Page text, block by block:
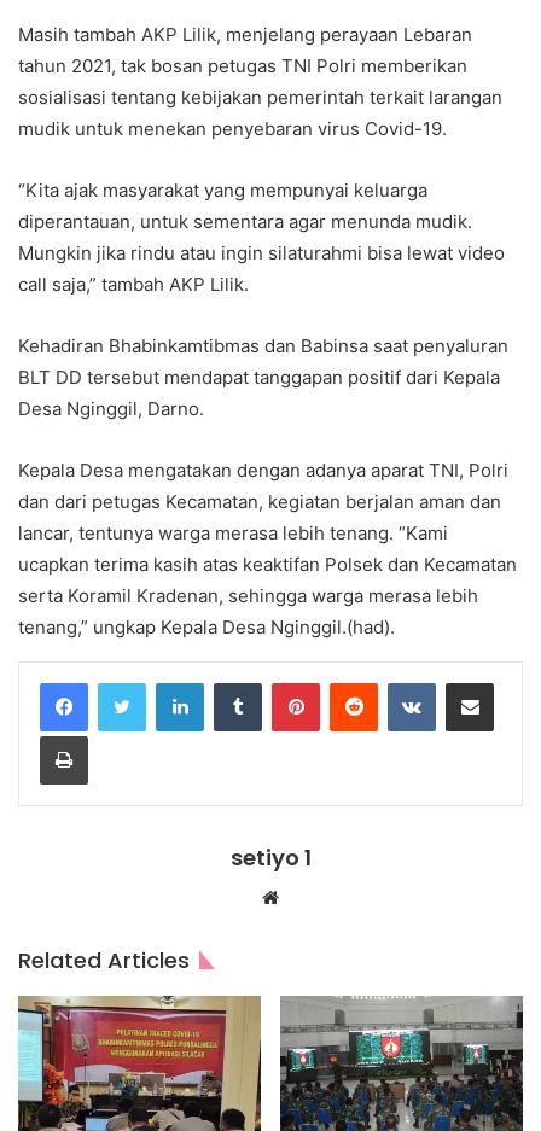
Masih tambah AKP Lilik, menjelang perayaan Lebaran
tahun 2021, tak bosan petugas TNI Polri memberikan
sosialisasi tentang kebijakan pemerintah terkait larangan
mudik untuk menekan penyebaran virus Covid-19.
“Kita ajak masyarakat yang mempunyai keluarga
diperantauan, untuk sementara agar menunda mudik.
Mungkin jika rindu atau ingin silaturahmi bisa lewat video
call saja,” tambah AKP Lilik.
Kehadiran Bhabinkamtibmas dan Babinsa saat penyaluran
BLT DD tersebut mendapat tanggapan positif dari Kepala
Desa Nginggil, Darno.
Kepala Desa mengatakan dengan adanya aparat TNI, Polri
dan dari petugas Kecamatan, kegiatan berjalan aman dan
lancar, tentunya warga merasa lebih tenang. “Kami
ucapkan terima kasih atas keaktifan Polsek dan Kecamatan
serta Koramil Kradenan, sehingga warga merasa lebih
tenang,” ungkap Kepala Desa Nginggil.(had).
LinkedInTumblr PinterestReddit VKontakteShare via Email
Print
setiyo 1
Website
Related Articles